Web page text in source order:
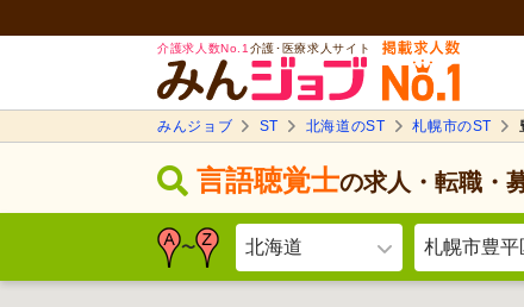
介護求人数No.1 介護･医療求人サイト
みんジョブ ST 北海道のST 札幌市のST
言語聴覚士の求人・転職・
〜 北海道 札幌市豊平